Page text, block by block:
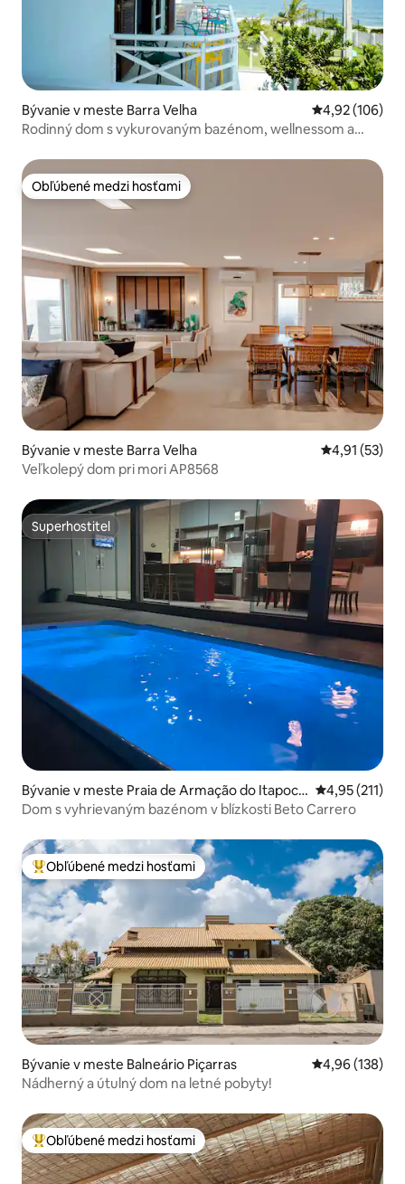
Bývanie v meste Barra Velha Priemerné
4,92 (106)
Rodinný dom s vykurovaným bazénom, wellnessom a
Obľúbené medzi hosťami
Obľúbené medzi hosťami
Bývanie v meste Barra Velha Priemerné
4,91 (53)
Veľkolepý dom pri mori AP8568
Superhostiteľ
Superhostiteľ
Bývanie v meste Praia de Armação do Itapoco
rói
Priemerné
4,95 (211)
Dom s vyhrievaným bazénom v blízkosti Beto Carrero
Najobľúbenejšie medzi hosťami
Obľúbené medzi hosťami
Bývanie v meste Balneário Piçarras Priemerné
4,96 (138)
Nádherný a útulný dom na letné pobyty!
Najobľúbenejšie medzi hosťami
Obľúbené medzi hosťami